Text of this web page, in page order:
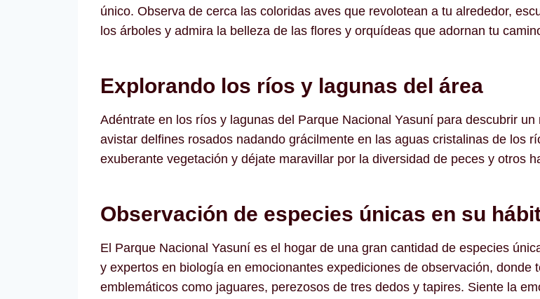
único. Observa de cerca las coloridas aves que revolotean a tu alrededor,
los árboles y admira la belleza de las flores y orquídeas que adornan tu
Explorando los ríos y lagunas del área
Adéntrate en los ríos y lagunas del Parque Nacional Yasuní para descubrir
avistar delfines rosados nadando grácilmente en las aguas cristalinas de los
exuberante vegetación y déjate maravillar por la diversidad de peces y otros
Observación de especies únicas en su
El Parque Nacional Yasuní es el hogar de una gran cantidad de especies
y expertos en biología en emocionantes expediciones de observación, donde
emblemáticos como jaguares, perezosos de tres dedos y tapires. Siente la